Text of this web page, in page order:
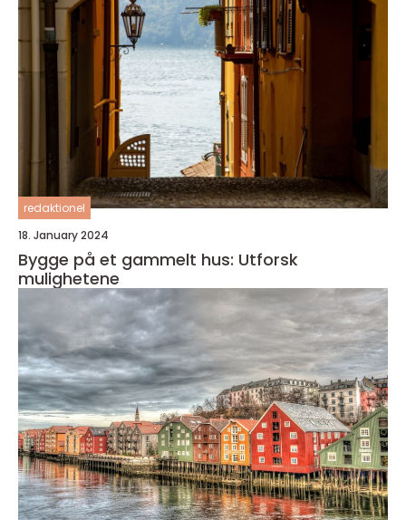
redaktionel
18. January 2024
Bygge på et gammelt hus: Utforsk
mulighetene